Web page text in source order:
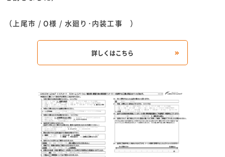
（上尾市 / O様 / 水廻り･内装工事 ）
詳しくはこちら